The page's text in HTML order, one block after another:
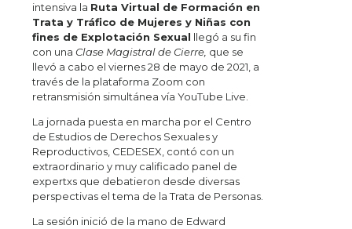
intensiva la Ruta Virtual de Formación en
Trata y Tráfico de Mujeres y Niñas con
fines de Explotación Sexual llegó a su fin
con una Clase Magistral de Cierre, que se
llevó a cabo el viernes 28 de mayo de 2021, a
través de la plataforma Zoom con
retransmisión simultánea vía YouTube Live.
La jornada puesta en marcha por el Centro
de Estudios de Derechos Sexuales y
Reproductivos, CEDESEX, contó con un
extraordinario y muy calificado panel de
expertxs que debatieron desde diversas
perspectivas el tema de la Trata de Personas.
La sesión inició de la mano de Edward